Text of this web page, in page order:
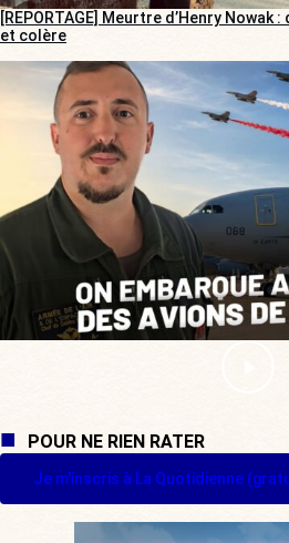
[REPORTAGE] Meurtre d’Henry
et colère
POUR NE RIEN RATER
Je m'inscris à La Quotidienne